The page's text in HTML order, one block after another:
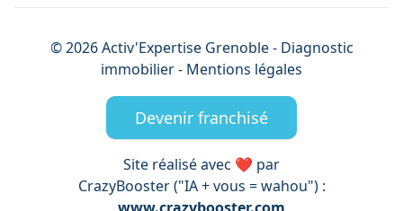
©2026Activ'Expertise Grenoble- Diagnostic
immobilier - Mentions légales
Devenir franchisé
Site réalisé avec ❤️ par
CrazyBooster ("IA + vous = wahou") :